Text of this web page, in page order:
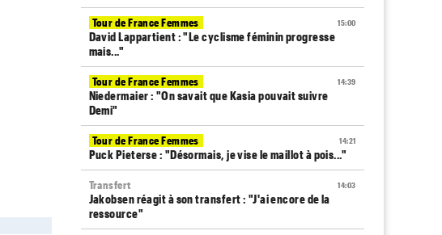
15:00
Tour de France Femmes
David Lappartient : "Le cyclisme féminin progresse
mais..."
14:39
Tour de France Femmes
Niedermaier : "On savait que Kasia pouvait suivre
Demi"
14:21
Tour de France Femmes
Puck Pieterse : "Désormais, je vise le maillot à pois..."
14:03
Transfert
Jakobsen réagit à son transfert : "J'ai encore de la
ressource"